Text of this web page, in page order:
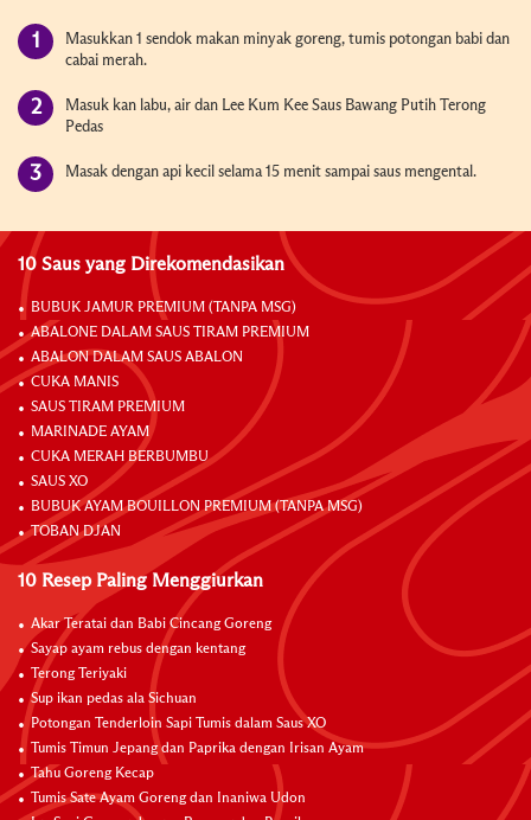
Masukkan 1 sendok makan minyak goreng, tumis potongan babi dan
cabai merah.
Masuk kan labu, air dan Lee Kum Kee Saus Bawang Putih Terong
Pedas
Masak dengan api kecil selama 15 menit sampai saus mengental.
10 Saus yang Direkomendasikan
BUBUK JAMUR PREMIUM (TANPA MSG)
ABALONE DALAM SAUS TIRAM PREMIUM
ABALON DALAM SAUS ABALON
CUKA MANIS
SAUS TIRAM PREMIUM
MARINADE AYAM
CUKA MERAH BERBUMBU
SAUS XO
BUBUK AYAM BOUILLON PREMIUM (TANPA MSG)
TOBAN DJAN
10 Resep Paling Menggiurkan
Akar Teratai dan Babi Cincang Goreng
Sayap ayam rebus dengan kentang
Terong Teriyaki
Sup ikan pedas ala Sichuan
Potongan Tenderloin Sapi Tumis dalam Saus XO
Tumis Timun Jepang dan Paprika dengan Irisan Ayam
Tahu Goreng Kecap
Tumis Sate Ayam Goreng dan Inaniwa Udon